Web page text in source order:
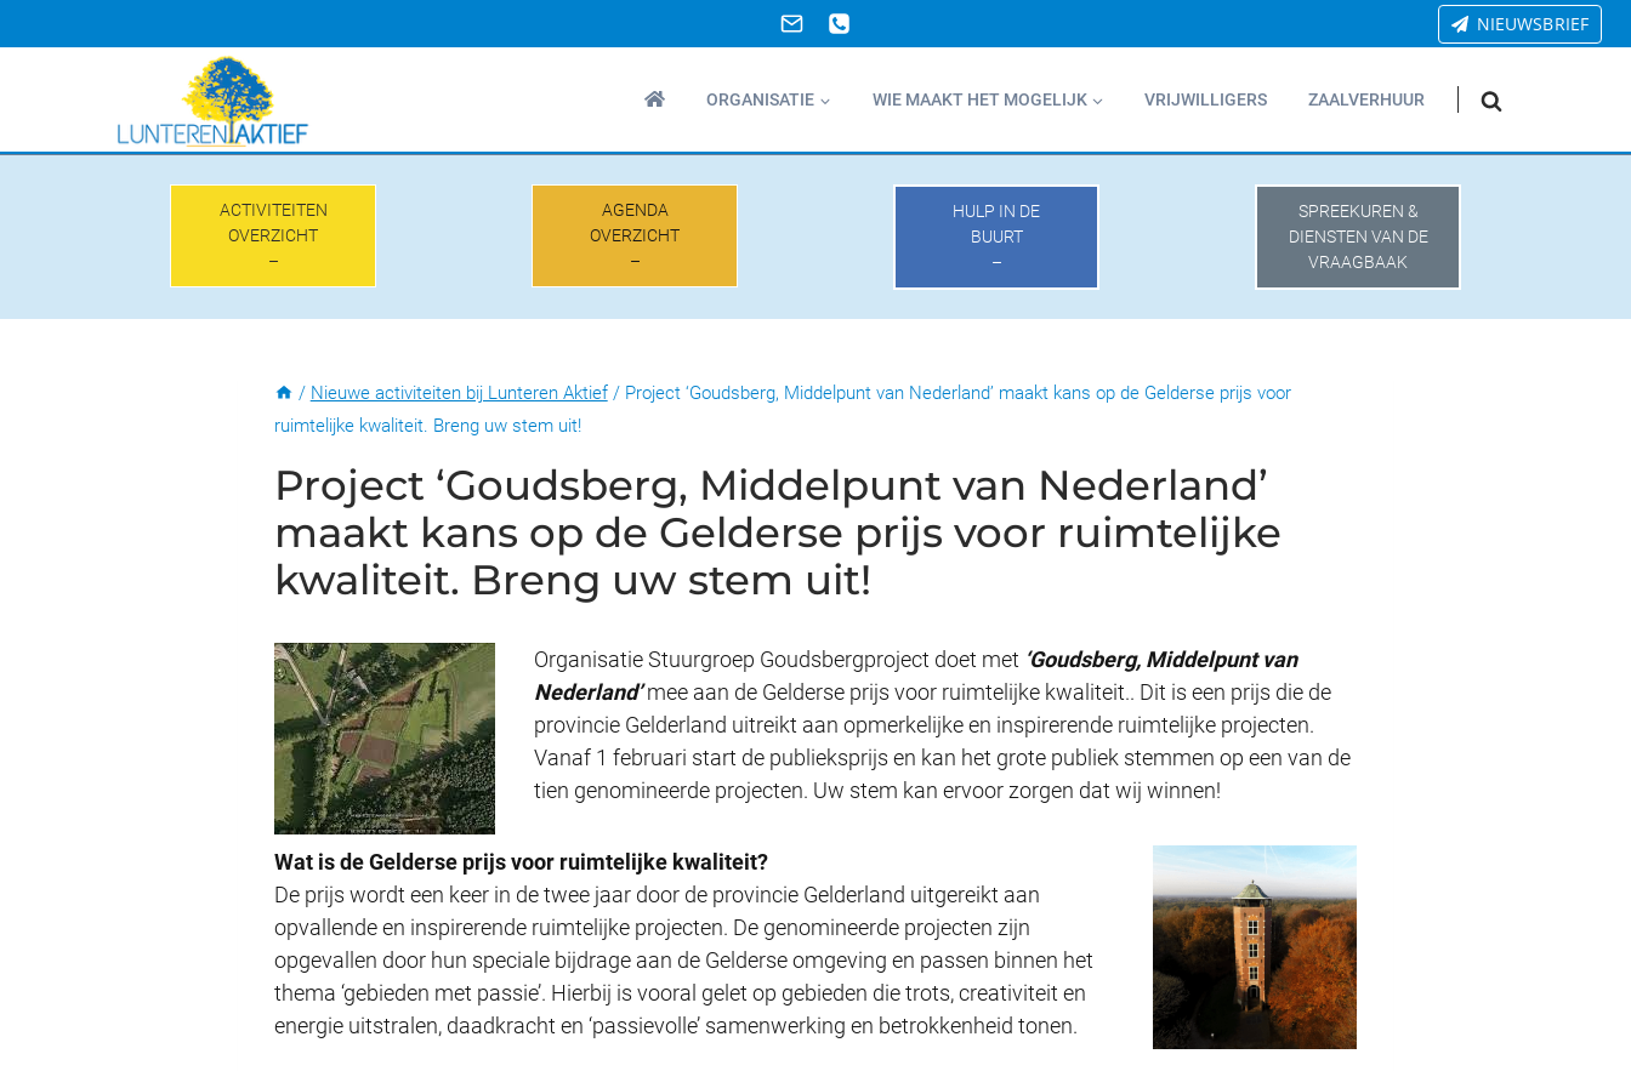
naar
NIEUWSBRIEF
ORGANISATIE WIE MAAKT HET MOGELIJK VRIJWILLIGERS ZAALVERHUUR
ACTIVITEITEN
OVERZICHT
–
AGENDA
OVERZICHT
–
HULP IN DE
BUURT
–
SPREEKUREN &
DIENSTEN VAN DE
VRAAGBAAK
/ Nieuwe activiteiten bij Lunteren Aktief / Project ‘Goudsberg, Middelpunt van Nederland’ maakt kans op de Gelderse prijs voor
ruimtelijke kwaliteit. Breng uw stem uit!
Project ‘Goudsberg, Middelpunt van Nederland’
maakt kans op de Gelderse prijs voor ruimtelijke
kwaliteit. Breng uw stem uit!
Organisatie Stuurgroep Goudsbergproject doet met ‘Goudsberg, Middelpunt van
Nederland’mee aan de Gelderse prijs voor ruimtelijke kwaliteit.. Dit is een prijs die de
provincie Gelderland uitreikt aan opmerkelijke en inspirerende ruimtelijke projecten.
Vanaf 1 februari start de publieksprijs en kan het grote publiek stemmen op een van de
tien genomineerde projecten. Uw stem kan ervoor zorgen dat wij winnen!
Wat is de Gelderse prijs voor ruimtelijke kwaliteit?
De prijs wordt een keer in de twee jaar door de provincie Gelderland uitgereikt aan
opvallende en inspirerende ruimtelijke projecten. De genomineerde projecten zijn
opgevallen door hun speciale bijdrage aan de Gelderse omgeving en passen binnen het
thema ‘gebieden met passie’. Hierbij is vooral gelet op gebieden die trots, creativiteit en
energie uitstralen, daadkracht en ‘passievolle’ samenwerking en betrokkenheid tonen.